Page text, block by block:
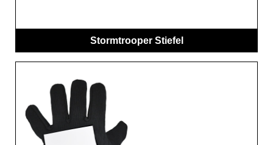
Stormtrooper Stiefel